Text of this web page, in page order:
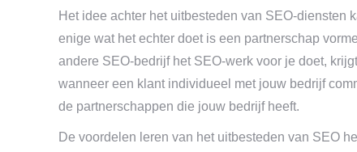
Het idee achter het uitbesteden van SEO-diensten
enige wat het echter doet is een partnerschap
andere SEO-bedrijf het SEO-werk voor je doet,
wanneer een klant individueel met jouw bedrijf
de partnerschappen die jouw bedrijf heeft.
De voordelen leren van het uitbesteden van SEO